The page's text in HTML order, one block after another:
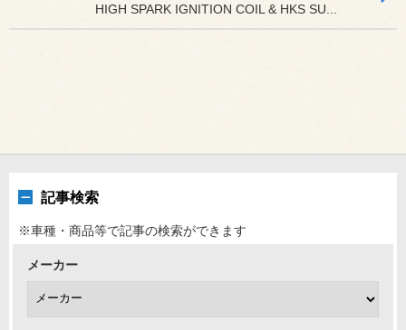
HIGH SPARK IGNITION COIL & HKS SU...
記事検索
※車種・商品等で記事の検索ができます
メーカー